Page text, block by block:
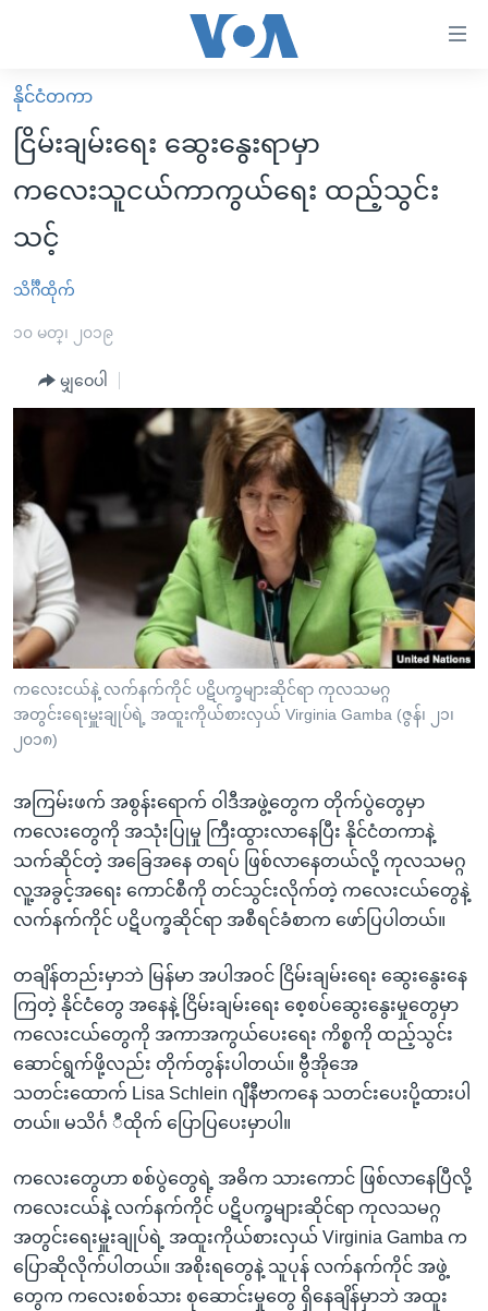
လွယ်ကူ
စေ
များ
ပင်မ
ကျော်
ကြည့်
ညွန်း
စာမျက်နှာ
ကျော်
ကြည့်
ရန်
ရှာဖွေ
ကျော်
မူလစာမျက်နှာ
မြန်မာ
ကမ္ဘာ့သတင်းများ
နိုင်ငံတကာ
အစ္စရေး-ပါလက်စတိုင်း
ဗွီဒီယို
အင်္ဂလိပ်စာလေ့လာမယ်
အမေရိကန်သုံးအီဒီယံ
မကြေးမုံရဲ့ အင်္ဂလိပ်စာ
ရုပ်ရှင်ထဲက အင်္ဂလိပ်စာ
သုတပဒေသာ အင်္ဂလိပ်စာ
အပတ်စဉ်ကဏ္ဍများ
ရေဒီယိုနှင့်ရုပ်သံ အချက်အလက်များ
ရေဒီယို/တီဗွီအစီအစဉ်
Learning English
ဗွီအိုအေ လူမှုကွန်ယက်များ
ဘာသာစကားများ
နိုင်ငံတကာ
ငြိမ်းချမ်းရေး ဆွေးနွေးရာမှာ
ကလေးသူငယ်ကာကွယ်ရေး ထည့်သွင်း
သင့်
သိင်္ဂီထိုက်
၁၀ မတ္၊ ၂၀၁၉
မျှဝေပါ
ကလေးငယ်နဲ့ လက်နက်ကိုင် ပဋိပက္ခများဆိုင်ရာ ကုလသမဂ္ဂ
အတွင်းရေးမှူးချုပ်ရဲ့ အထူးကိုယ်စားလှယ် Virginia Gamba (ဇွန်၊ ၂၁၊
၂၀၁၈)
အကြမ်းဖက် အစွန်းရောက် ဝါဒီအဖွဲ့တွေက တိုက်ပွဲတွေမှာ
ကလေးတွေကို အသုံးပြုမှု ကြီးထွားလာနေပြီး နိုင်ငံတကာနဲ့
သက်ဆိုင်တဲ့ အခြေအနေ တရပ် ဖြစ်လာနေတယ်လို့ ကုလသမဂ္ဂ
လူ့အခွင့်အရေး ကောင်စီကို တင်သွင်းလိုက်တဲ့ ကလေးငယ်တွေနဲ့
လက်နက်ကိုင် ပဋိပက္ခဆိုင်ရာ အစီရင်ခံစာက ဖော်ပြပါတယ်။
တချိန်တည်းမှာဘဲ မြန်မာ အပါအဝင် ငြိမ်းချမ်းရေး ဆွေးနွေးနေ
ကြတဲ့ နိုင်ငံတွေ အနေနဲ့ ငြိမ်းချမ်းရေး စေ့စပ်ဆွေးနွေးမှုတွေမှာ
ကလေးငယ်တွေကို အကာအကွယ်ပေးရေး ကိစ္စကို ထည့်သွင်း
ဆောင်ရွက်ဖို့လည်း တိုက်တွန်းပါတယ်။ ဗွီအိုအေ
သတင်းထောက် Lisa Schlein ဂျီနီဗာကနေ သတင်းပေးပို့ထားပါ
တယ်။ မသိင်္ဂ ီထိုက် ပြောပြပေးမှာပါ။
ကလေးတွေဟာ စစ်ပွဲတွေရဲ့ အဓိက သားကောင် ဖြစ်လာနေပြီလို့
ကလေးငယ်နဲ့ လက်နက်ကိုင် ပဋိပက္ခများဆိုင်ရာ ကုလသမဂ္ဂ
အတွင်းရေးမှူးချုပ်ရဲ့ အထူးကိုယ်စားလှယ် Virginia Gamba က
ပြောဆိုလိုက်ပါတယ်။ အစိုးရတွေနဲ့ သူပုန် လက်နက်ကိုင် အဖွဲ့
တွေက ကလေးစစ်သား စုဆောင်းမှုတွေ ရှိနေချိန်မှာဘဲ အထူး